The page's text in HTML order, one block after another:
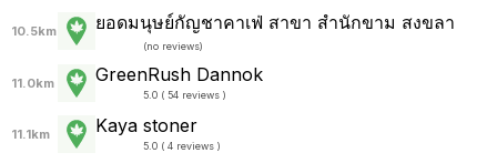
10.5km ยอดมนุษย์กัญชาคาเฟ่ สาขา สำนักขาม สงขลา
(no reviews)
11.0km GreenRush Dannok
5.0 ( 54 reviews )
11.1km Kaya stoner
5.0 ( 4 reviews )